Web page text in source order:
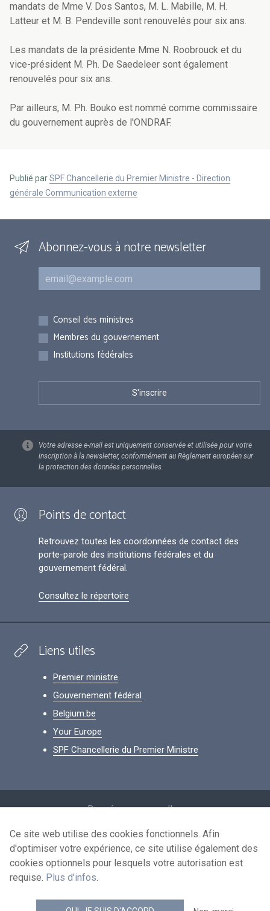
mandats de Mme V. Dos Santos, M. L. Mabille, M. H.
Latteur et M. B. Pendeville sont renouvelés pour six ans.
Les mandats de la présidente Mme N. Roobrouck et du
vice-président M. Ph. De Saedeleer sont également
renouvelés pour six ans.
Par ailleurs, M. Ph. Bouko est nommé comme commissaire
du gouvernement auprès de l'ONDRAF.
Publié parSPF Chancellerie du Premier Ministre - Direction
générale Communication externe
Abonnez-vous à notre newsletter
Courriel
Inscriptions
Conseil des ministres
Membres du gouvernement
Institutions fédérales
Votre adresse e-mail est uniquement conservée et utilisée pour votre
inscription à la newsletter, conformément au Règlement européen sur
la protection des données personnelles.
Points de contact
Retrouvez toutes les coordonnées de contact des
porte-parole des institutions fédérales et du
gouvernement fédéral.
Consultez le répertoire
Liens utiles
Premier ministre
Gouvernement fédéral
Belgium.be
Your Europe
SPF Chancellerie du Premier Ministre
Données personnelles
Conditions de réutilisation
Contactez-nous
news.belgium flux RSS
Ce site web utilise des cookies fonctionnels. Afin
d'optimiser votre expérience, ce site utilise également des
cookies optionnels pour lesquels votre autorisation est
requise. Plus d'infos.